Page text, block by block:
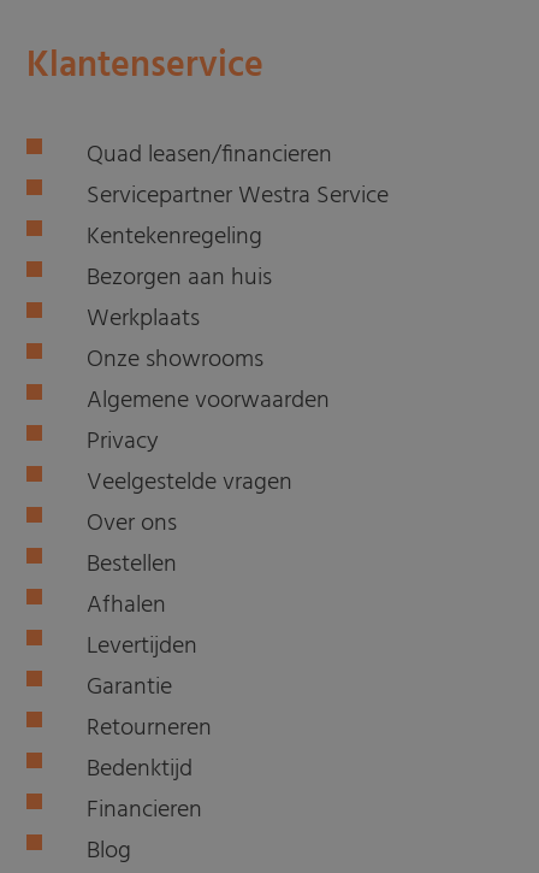
Klantenservice
Quad leasen/financieren
Servicepartner Westra Service
Kentekenregeling
Bezorgen aan huis
Werkplaats
Onze showrooms
Algemene voorwaarden
Privacy
Veelgestelde vragen
Over ons
Bestellen
Afhalen
Levertijden
Garantie
Retourneren
Bedenktijd
Financieren
Blog